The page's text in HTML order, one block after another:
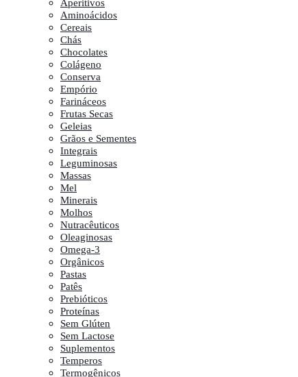
Aperitivos
Aminoácidos
Cereais
Chás
Chocolates
Colágeno
Conserva
Empório
Farináceos
Frutas Secas
Geleias
Grãos e Sementes
Integrais
Leguminosas
Massas
Mel
Minerais
Molhos
Nutracêuticos
Oleaginosas
Omega-3
Orgânicos
Pastas
Patês
Prebióticos
Proteínas
Sem Glúten
Sem Lactose
Suplementos
Temperos
Termogênicos